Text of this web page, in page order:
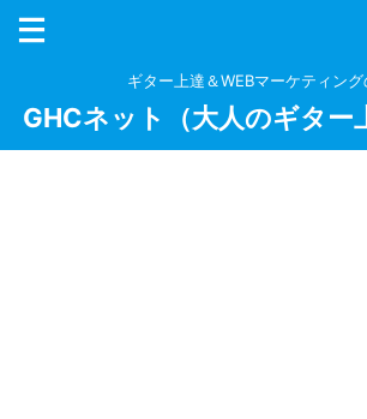
ギター上達＆WEBマーケティン
GHCネット（大人のギター